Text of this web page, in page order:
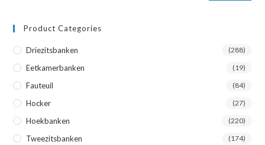
Product Categories
Driezitsbanken (288)
Eetkamerbanken (19)
Fauteuil (84)
Hocker (27)
Hoekbanken (220)
Tweezitsbanken (174)